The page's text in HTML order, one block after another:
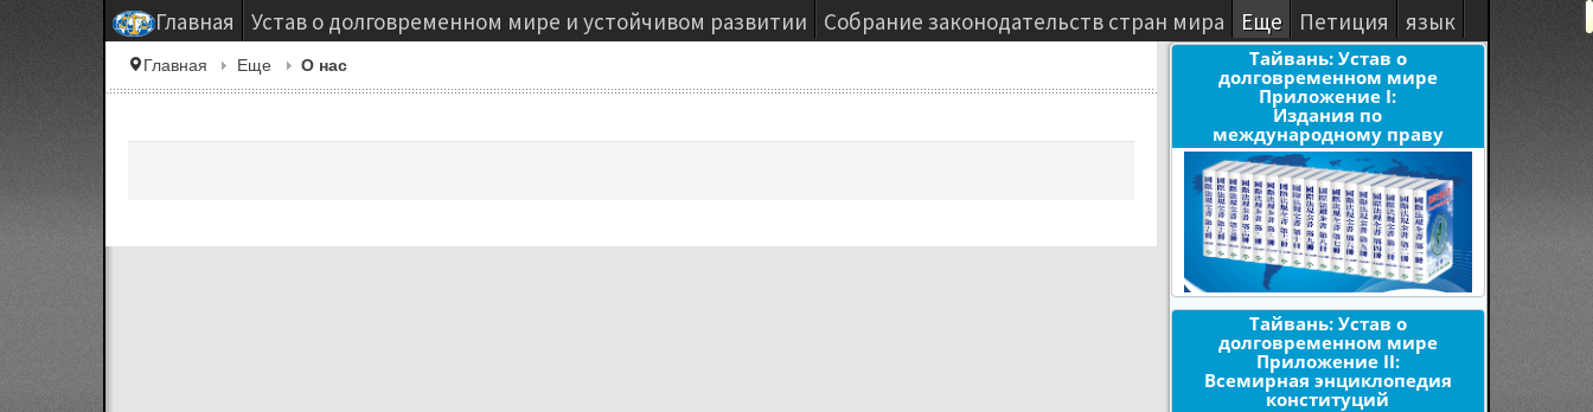
Главная Устав о долговременном мире и устойчивом развитии Собрание законодательств стран мира Еще Петиция язык
Главная Еще О нас
Тайвань: Устав о
долговременном мире
Приложение I:
Издания по
международному праву
Тайвань: Устав о
долговременном мире
Приложение II:
Всемирная энциклопедия
конституций